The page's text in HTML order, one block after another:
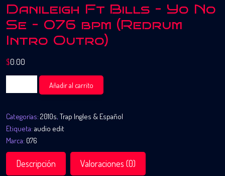
Danileigh Ft Bills – Yo No
Se – 076 bpm (Redrum
Intro Outro)
$0.00
Ft
-
Yo
No
Se
Añadir al carrito
Categorías: 2010s, Trap Ingles & Español
Etiqueta: audio edit
Marca: 076
Descripción Valoraciones (0)